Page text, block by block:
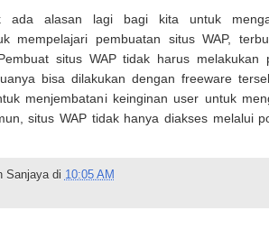
ada alasan lagi bagi kita untuk
mempelajari pembuatan situs WAP,
situs WAP tidak harus melakukan
bisa dilakukan dengan freeware
menjembatani keinginan user untuk
situs WAP tidak hanya diakses melalui
Sanjaya di 10:05 AM